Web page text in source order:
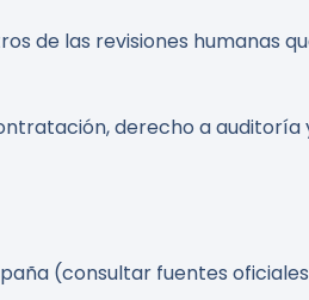
de las revisiones humanas
derecho a
(consultar fuentes